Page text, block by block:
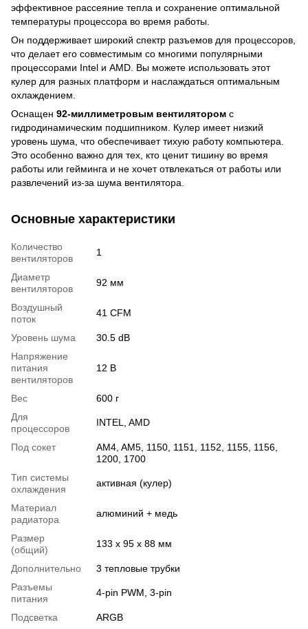
эффективное рассеяние тепла и сохранение оптимальной
температуры процессора во время работы.
Он поддерживает широкий спектр разъемов для процессоров,
что делает его совместимым со многими популярными
процессорами Intel и AMD. Вы можете использовать этот
кулер для разных платформ и наслаждаться оптимальным
охлаждением.
Оснащен 92-миллиметровым вентилятором с
гидродинамическим подшипником. Кулер имеет низкий
уровень шума, что обеспечивает тихую работу компьютера.
Это особенно важно для тех, кто ценит тишину во время
работы или гейминга и не хочет отвлекаться от работы или
развлечений из-за шума вентилятора.
Основные характеристики
Количество
вентиляторов
1
Диаметр
вентиляторов
92 мм
Воздушный
поток
41 CFM
Уровень шума
30.5 dB
Напряжение
питания
вентиляторов
12 В
Вес
600 г
Для
процессоров
INTEL, AMD
Под сокет
AM4, AM5, 1150, 1151, 1152, 1155, 1156,
1200, 1700
Тип системы
охлаждения
активная (кулер)
Материал
радиатора
алюминий + медь
Размер
(общий)
133 х 95 х 88 мм
Дополнительно
3 тепловые трубки
Разъемы
питания
4-pin PWM, 3-pin
Подсветка
ARGB